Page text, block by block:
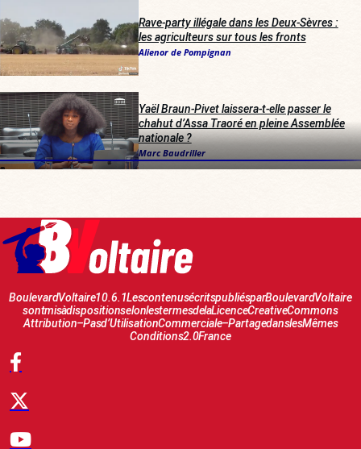
Rave-party illégale dans les Deux-Sèvres :
les agriculteurs sur tous les fronts
Alienor de Pompignan
Yaël Braun-Pivet laissera-t-elle passer le
chahut d’Assa Traoré en pleine Assemblée
nationale ?
Marc Baudriller
Boulevard Voltaire 10.6.1 Les contenus écrits publiés par Boulevard Voltaire
sont mis à disposition selon les termes de la Licence Creative Commons
Attribution – Pas d’Utilisation Commerciale – Partage dans les Mêmes
Conditions 2.0 France